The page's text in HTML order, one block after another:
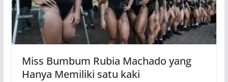
Miss Bumbum Rubia Machado yang
Hanya Memiliki satu kaki